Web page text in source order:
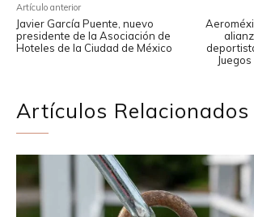
Artículo anterior
Javier García Puente, nuevo
presidente de la Asociación de
Hoteles de la Ciudad de México
Artículos Relacionados